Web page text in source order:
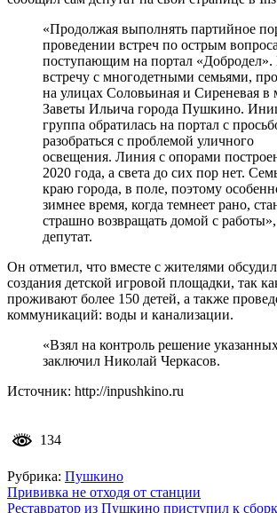
«Продолжая выполнять партийное
проведении встреч по острым
поступающим на портал «Добродел».
встречу с многодетными семьями,
на улицах Соловьиная и Сиреневая в
Заветы Ильича города Пушкино.
группа обратилась на портал с
разобраться с проблемой уличного
освещения. Линия с опорами
2020 года, а света до сих пор нет.
краю города, в поле, поэтому
зимнее время, когда темнеет рано,
страшно возвращать домой с
депутат.
Он отметил, что вместе с жителями
создания детской игровой площадки, так
проживают более 150 детей, а также
коммуникаций: воды и канализации.
«Взял на контроль решение
заключил Николай Черкасов.
Источник: http://inpushkino.ru
134
Рубрика: Пушкино
Навигация
Прививка не отходя от станции
Реставратор из Пушкино приступил к